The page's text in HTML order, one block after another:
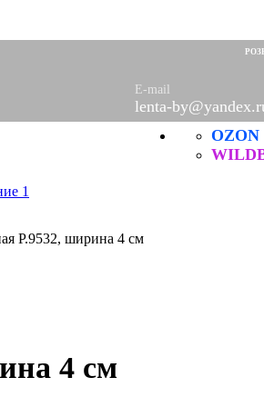
E-mail
lenta-
OZON
Р.9532, ширина 4 см
4 см